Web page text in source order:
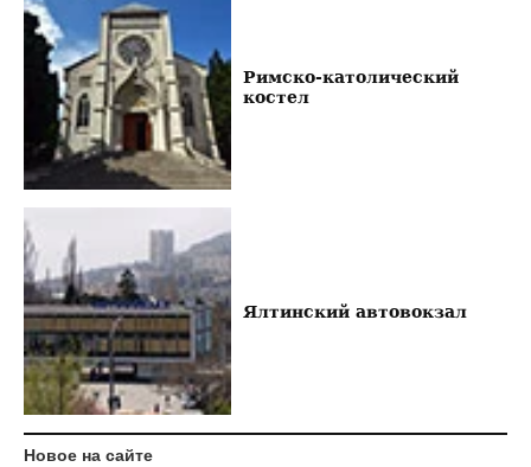
Римско-католический
костел
Ялтинский автовокзал
Новое на сайте